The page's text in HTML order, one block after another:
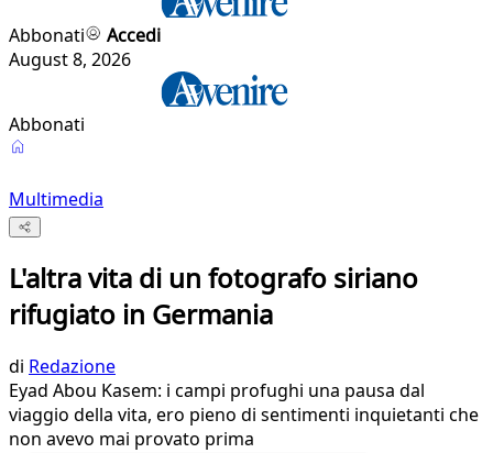
Abbonati
Accedi
August 8, 2026
Abbonati
Multimedia
L'altra vita di un fotografo siriano
rifugiato in Germania
di Redazione
Eyad Abou Kasem: i campi profughi una pausa dal
viaggio della vita, ero pieno di sentimenti inquietanti che
non avevo mai provato prima